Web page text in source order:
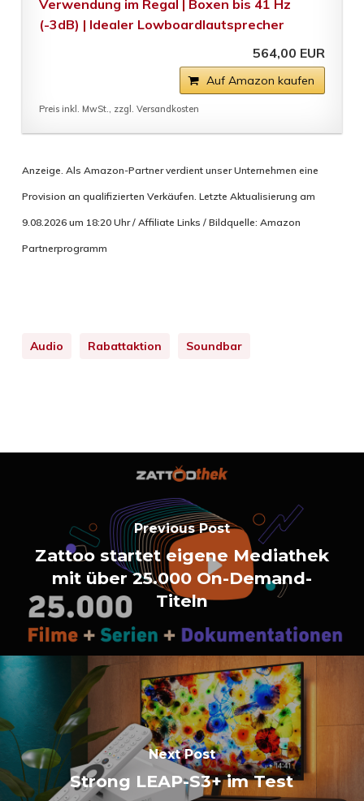
Verwendung im Regal | Boxen bis 41 Hz
(-3dB) | Idealer Lowboardlautsprecher
564,00 EUR
Auf Amazon kaufen
Preis inkl. MwSt., zzgl. Versandkosten
Anzeige. Als Amazon-Partner verdient unser Unternehmen eine
Provision an qualifizierten Verkäufen. Letzte Aktualisierung am
9.08.2026 um 18:20 Uhr / Affiliate Links / Bildquelle: Amazon
Partnerprogramm
Audio Rabattaktion Soundbar
Previous Post
Zattoo startet eigene Mediathek
mit über 25.000 On-Demand-
Titeln
Next Post
Strong LEAP-S3+ im Test